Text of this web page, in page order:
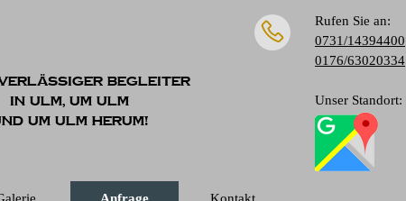
Rufen Sie an:
0731/14394400
0176/63020334
Begleiter
in Ulm, um Ulm
um Ulm herum!
Unser Standort: